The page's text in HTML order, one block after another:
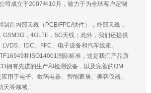
司成立于2007年10月，致力于为全球客户定制
制造内部天线（PCB/FPC/铁件），外部天线，
GSM3G，4GLTE，5G天线；此外，我们还提供
、IDC、FFC、电子设备和汽车线束。
和ISO14001国际标准，这是我们产品质
拥有先进的生产和检测设备，以及完善的QM
用于电子、数码电器、智能家居、美容仪器、
等领域。